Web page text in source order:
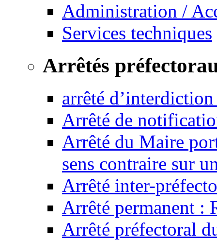
Administration /
Services techniques
Arrêtés
arrêté
Arrêté de
Arrêté du Maire
sens contraire sur
Arrêté inter-
Arrêté permanent :
Arrêté préfectoral